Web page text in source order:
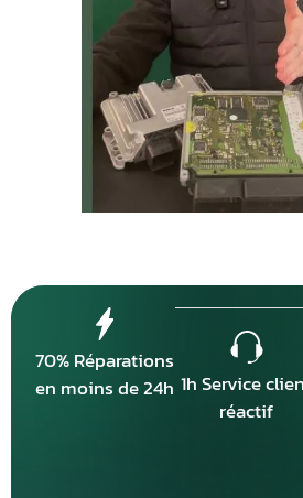
70% Réparations
en moins de 24h 1h Service
réactif